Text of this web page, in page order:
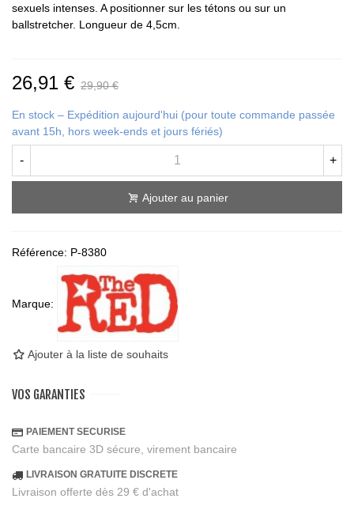
sexuels intenses. A positionner sur les tétons ou sur un
ballstretcher. Longueur de 4,5cm.
26,91 € 29,90 €
En stock – Expédition aujourd'hui (pour toute commande passée
avant 15h, hors week-ends et jours fériés)
- +
Ajouter au panier
Référence: P-8380
Marque:
Ajouter à la liste de souhaits
VOS GARANTIES
PAIEMENT SECURISE
Carte bancaire 3D sécure, virement bancaire
LIVRAISON GRATUITE DISCRETE
Livraison offerte dès 29 € d'achat